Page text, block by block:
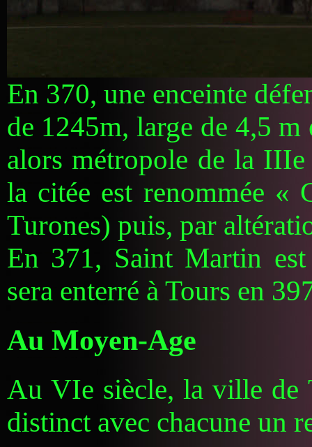
En 370, une enceinte
de 1245m, large de 4,5
alors métropole de la
la citée est renommée «
Turones) puis, par
En 371, Saint Martin
sera enterré à Tours en
Au Moyen-Age
Au VIe siècle, la ville de
distinct avec chacune un